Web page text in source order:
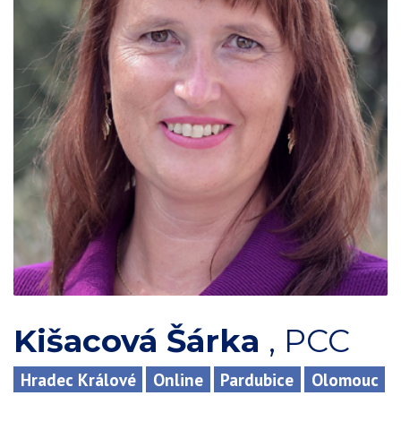
Kišacová Šárka , PCC
Hradec Králové Online Pardubice Olomouc